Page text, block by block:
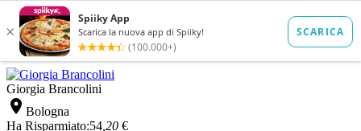
Giorgia Brancolini
 Bologna
Ha Risparmiato:54 ,20 €